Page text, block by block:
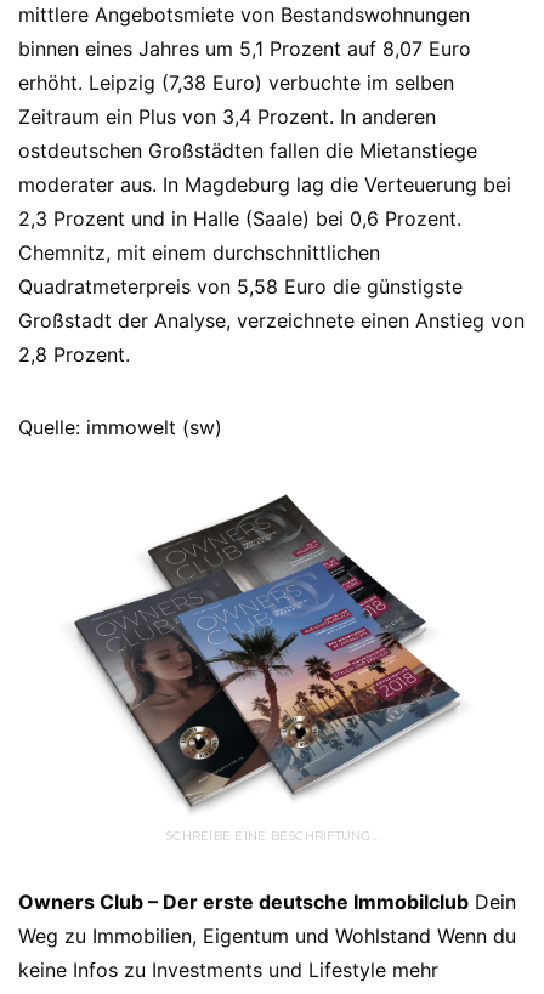
mittlere Angebotsmiete von Bestandswohnungen
binnen eines Jahres um 5,1 Prozent auf 8,07 Euro
erhöht. Leipzig (7,38 Euro) verbuchte im selben
Zeitraum ein Plus von 3,4 Prozent. In anderen
ostdeutschen Großstädten fallen die Mietanstiege
moderater aus. In Magdeburg lag die Verteuerung bei
2,3 Prozent und in Halle (Saale) bei 0,6 Prozent.
Chemnitz, mit einem durchschnittlichen
Quadratmeterpreis von 5,58 Euro die günstigste
Großstadt der Analyse, verzeichnete einen Anstieg von
2,8 Prozent.
Quelle: immowelt (sw)
SCHREIBE EINE BESCHRIFTUNG…
Owners Club – Der erste deutsche Immobilclub Dein
Weg zu Immobilien, Eigentum und Wohlstand Wenn du
keine Infos zu Investments und Lifestyle mehr